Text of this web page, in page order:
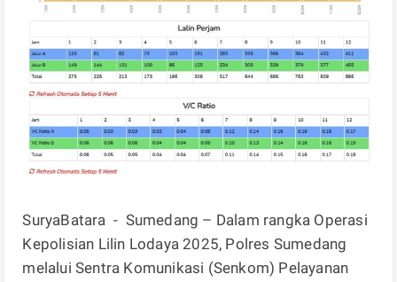
SuryaBatara - Sumedang – Dalam rangka Operasi
Kepolisian Lilin Lodaya 2025, Polres Sumedang
melalui Sentra Komunikasi (Senkom) Pelayanan